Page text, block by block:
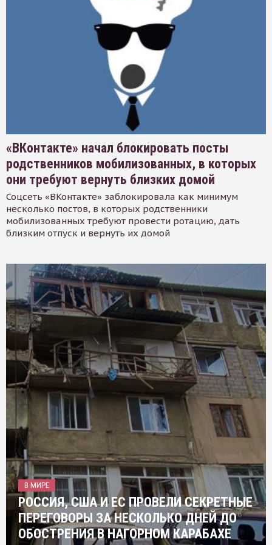
«ВКонтакте» начал блокировать посты
родственников мобилизованных, в которых
они требуют вернуть близких домой
Соцсеть «ВКонтакте» заблокировала как минимум
несколько постов, в которых родственники
мобилизованных требуют провести ротацию, дать
близким отпуск и вернуть их домой
В МИРЕ
РОССИЯ, США И ЕС ПРОВЕЛИ СЕКРЕТНЫЕ
ПЕРЕГОВОРЫ ЗА НЕСКОЛЬКО ДНЕЙ ДО
ОБОСТРЕНИЯ В НАГОРНОМ КАРАБАХЕ